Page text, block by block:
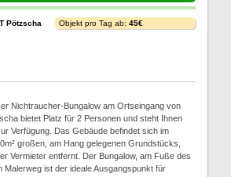
Pötzscha
Objekt pro Tag ab: 45€
Nichtraucher-Bungalow am Ortseingang von
bietet Platz für 2 Personen und steht Ihnen
Verfügung. Das Gebäude befindet sich im
großen, am Hang gelegenen Grundstücks,
Vermieter entfernt. Der Bungalow, am Fuße des
Malerweg ist der ideale Ausgangspunkt für